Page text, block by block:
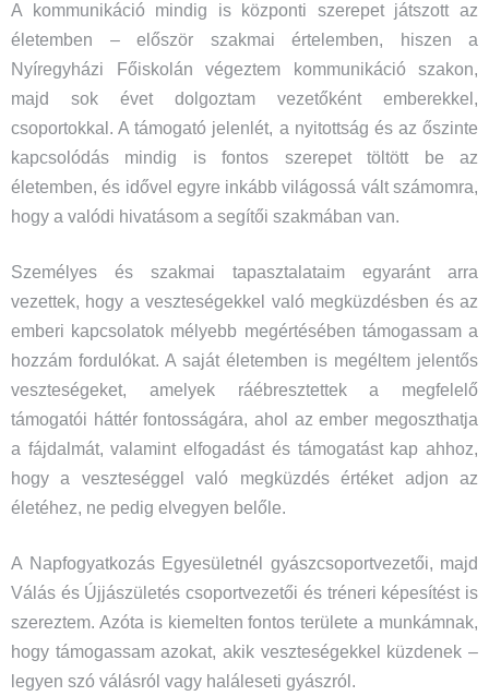
A kommunikáció mindig is központi szerepet játszott az
életemben – először szakmai értelemben, hiszen a
Nyíregyházi Főiskolán végeztem kommunikáció szakon,
majd sok évet dolgoztam vezetőként emberekkel,
csoportokkal. A támogató jelenlét, a nyitottság és az őszinte
kapcsolódás mindig is fontos szerepet töltött be az
életemben, és idővel egyre inkább világossá vált számomra,
hogy a valódi hivatásom a segítői szakmában van.
Személyes és szakmai tapasztalataim egyaránt arra
vezettek, hogy a veszteségekkel való megküzdésben és az
emberi kapcsolatok mélyebb megértésében támogassam a
hozzám fordulókat. A saját életemben is megéltem jelentős
veszteségeket, amelyek ráébresztettek a megfelelő
támogatói háttér fontosságára, ahol az ember megoszthatja
a fájdalmát, valamint elfogadást és támogatást kap ahhoz,
hogy a veszteséggel való megküzdés értéket adjon az
életéhez, ne pedig elvegyen belőle.
A Napfogyatkozás Egyesületnél gyászcsoportvezetői, majd
Válás és Újjászületés csoportvezetői és tréneri képesítést is
szereztem. Azóta is kiemelten fontos területe a munkámnak,
hogy támogassam azokat, akik veszteségekkel küzdenek –
legyen szó válásról vagy haláleseti gyászról.